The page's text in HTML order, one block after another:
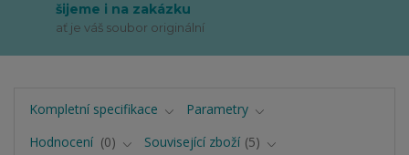
šijeme i na zakázku
ať je váš soubor originální
Kompletní specifikace
Parametry
Hodnocení
0 Související zboží 5